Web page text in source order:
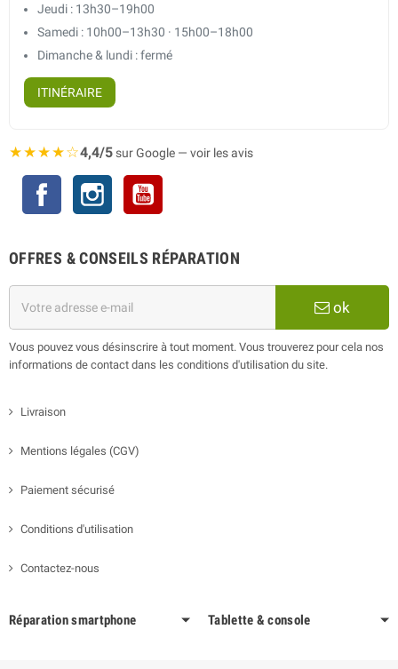
Jeudi : 13h30–19h00
Samedi : 10h00–13h30 · 15h00–18h00
Dimanche & lundi : fermé
ITINÉRAIRE
★★★★☆4,4/5sur Google — voir les avis
Facebook Instagram
OFFRES & CONSEILS RÉPARATION
ok
Vous pouvez vous désinscrire à tout moment. Vous trouverez pour cela nos
informations de contact dans les conditions d'utilisation du site.
Livraison
Mentions légales (CGV)
Paiement sécurisé
Conditions d'utilisation
Contactez-nous
Réparation smartphone Tablette & console